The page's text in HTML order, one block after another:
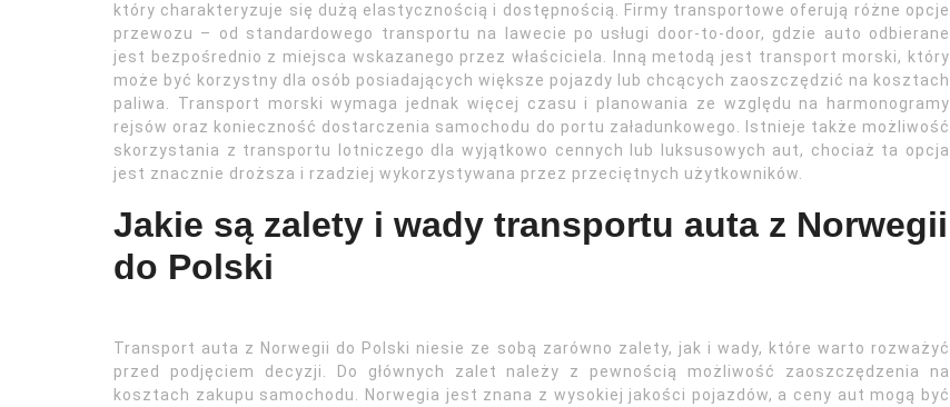
który charakteryzuje się dużą elastycznością i dostępnością. Firmy transportowe oferują różne opcje
przewozu – od standardowego transportu na lawecie po usługi door-to-door, gdzie auto odbierane
jest bezpośrednio z miejsca wskazanego przez właściciela. Inną metodą jest transport morski, który
może być korzystny dla osób posiadających większe pojazdy lub chcących zaoszczędzić na kosztach
paliwa. Transport morski wymaga jednak więcej czasu i planowania ze względu na harmonogramy
rejsów oraz konieczność dostarczenia samochodu do portu załadunkowego. Istnieje także możliwość
skorzystania z transportu lotniczego dla wyjątkowo cennych lub luksusowych aut, chociaż ta opcja
jest znacznie droższa i rzadziej wykorzystywana przez przeciętnych użytkowników.
Jakie są zalety i wady transportu auta z Norwegii
do Polski
Transport auta z Norwegii do Polski niesie ze sobą zarówno zalety, jak i wady, które warto rozważyć
przed podjęciem decyzji. Do głównych zalet należy z pewnością możliwość zaoszczędzenia na
kosztach zakupu samochodu. Norwegia jest znana z wysokiej jakości pojazdów, a ceny aut mogą być